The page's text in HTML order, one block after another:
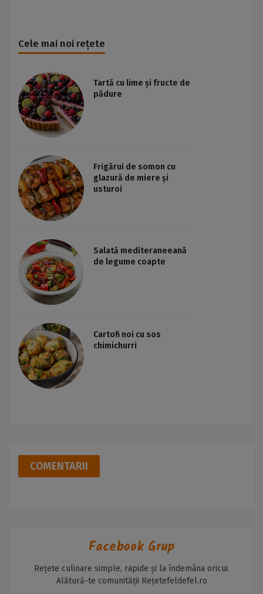
Cele mai noi rețete
Tartă cu lime și fructe de
pădure
Frigărui de somon cu
glazură de miere și
usturoi
Salată mediteraneeană
de legume coapte
Cartofi noi cu sos
chimichurri
COMENTARII
Facebook Grup
Rețete culinare simple, rapide și la îndemâna oricui.
Alătură-te comunității Rețetefeldefel.ro